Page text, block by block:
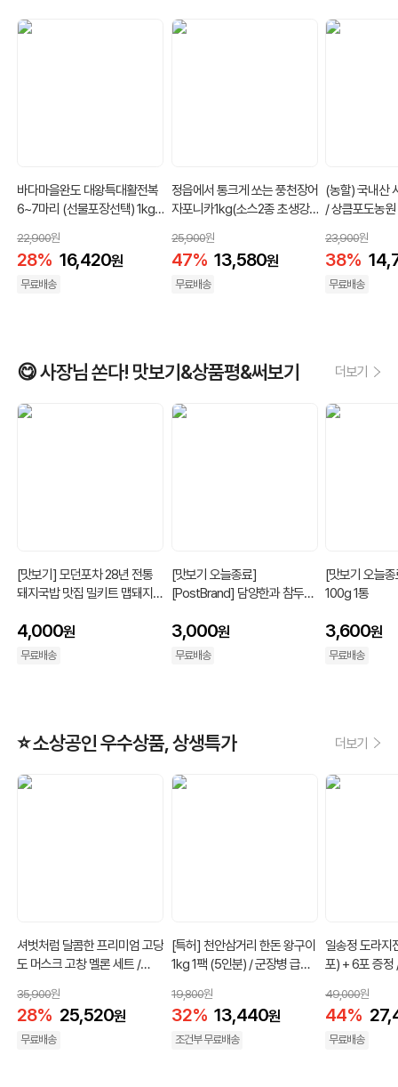
바다마을완도 대왕특대활전복
6~7마리 (선물포장선택) 1kg /
22,900원
28% 16,420원
무료배송
정읍에서 통크게 쏘는 풍천장어
자포니카1kg(소스2종 초생강1
500g,600g,700g 장어 초벌
후 370g,450g,550g
25,900원
47% 13,580원
무료배송
(농할) 국내산
/ 상큼포도농
23,900원
38%
무료배송
😋 사장님 쏜다! 맛보기&상품평&써보기 더보기
[맛보기] 모던포차 28년 전통
돼지국밥 맛집 밀키트 맵돼지국
4,000원
무료배송
[맛보기 오늘종료]
[PostBrand] 담양한과 참두부
3,000원
무료배송
[맛보기 오늘
100g 1통
3,600원
무료배송
⭐ 소상공인 우수상품, 상생특가 더보기
셔벗처럼 달콤한 프리미엄 고당
도 머스크 고창 멜론 세트 /
35,900원
28% 25,520원
무료배송
[특허] 천안삼거리 한돈 왕구이
1kg 1팩 (5인분) / 군장병 급식
19,800원
32% 13,440원
조건부 무료배송
일송정 도라지
포) + 6포 증정
49,000원
44%
무료배송